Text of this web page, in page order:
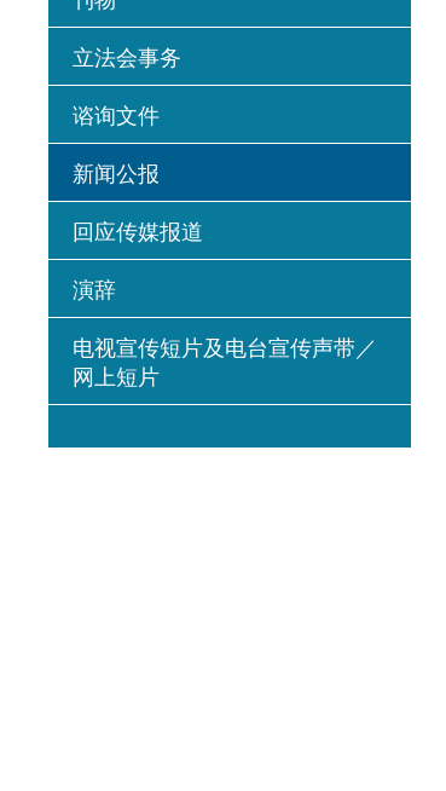
立法会事务
谘询文件
新闻公报
回应传媒报道
演辞
电视宣传短片及电台宣传声带／
网上短片